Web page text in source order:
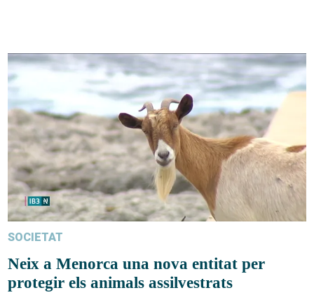
SOCIETAT
Neix a Menorca una nova entitat per
protegir els animals assilvestrats